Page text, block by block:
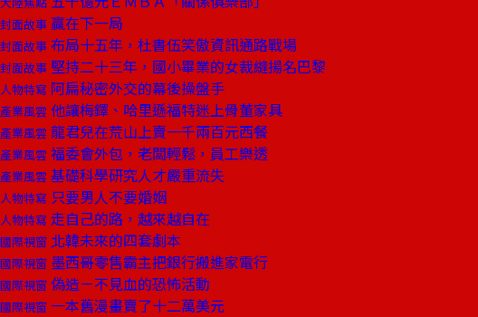
封面故事 贏在下一局
封面故事 布局十五年，杜書伍笑傲資訊通路戰場
封面故事 堅持二十三年，國小畢業的女裁縫揚名巴黎
人物特寫 阿扁秘密外交的幕後操盤手
產業風雲 他讓梅鐸、哈里遜福特迷上骨董家具
產業風雲 龍君兒在荒山上賣一千兩百元西餐
產業風雲 福委會外包，老闆輕鬆，員工樂透
產業風雲 基礎科學研究人才嚴重流失
人物特寫 只要男人不要婚姻
人物特寫 走自己的路，越來越自在
國際視窗 北韓未來的四套劇本
國際視窗 墨西哥零售霸主把銀行搬進家電行
國際視窗 偽造－不見血的恐怖活動
國際視窗 一本舊漫畫賣了十二萬美元